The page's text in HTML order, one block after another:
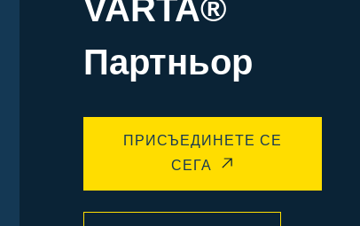
VARTA®
Партньор
ПРИСЪЕДИНЕТЕ СЕ
СЕГА